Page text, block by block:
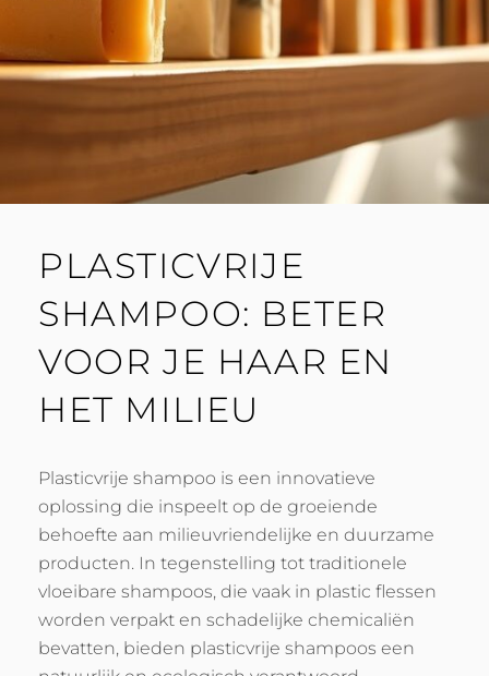
PLASTICVRIJE
SHAMPOO: BETER
VOOR JE HAAR EN
HET MILIEU
Plasticvrije shampoo is een innovatieve
oplossing die inspeelt op de groeiende
behoefte aan milieuvriendelijke en duurzame
producten. In tegenstelling tot traditionele
vloeibare shampoos, die vaak in plastic flessen
worden verpakt en schadelijke chemicaliën
bevatten, bieden plasticvrije shampoos een